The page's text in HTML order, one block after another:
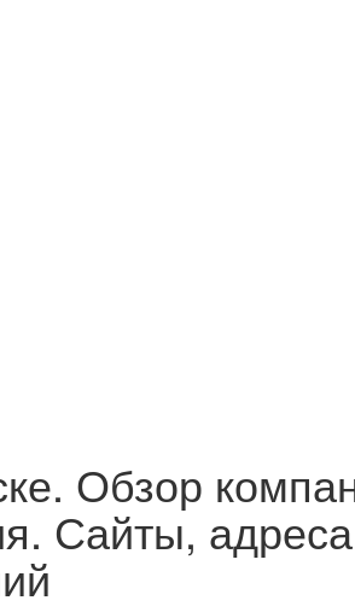
Обзор
Сайты,